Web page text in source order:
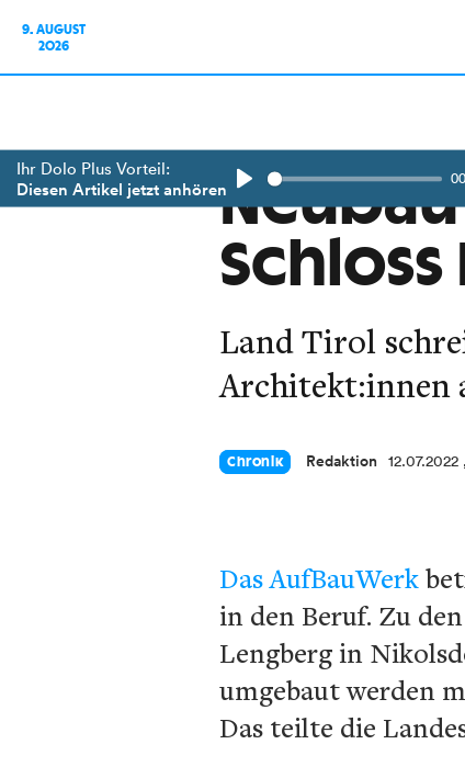
9. AUGUST
2026
Ihr Dolo Plus Vorteil:
Diesen Artikel jetzt anhören
Play
Land Tirol
Architekt:innen
Chronik Redaktion 12.07.2022
Das AufBauWerk
in den Beruf. Zu
Lengberg in
umgebaut werden
Das teilte die